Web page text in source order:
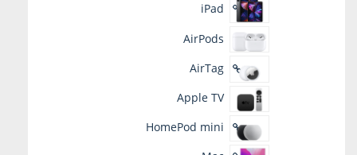
iPad
AirPods
AirTag
Apple TV
HomePod mini